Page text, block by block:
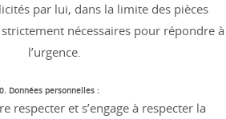
par lui, dans la limite des pièces
nécessaires pour répondre à
l’urgence.
Données personnelles :
respecter et s’engage à respecter la